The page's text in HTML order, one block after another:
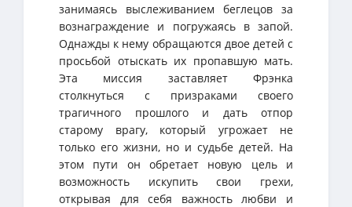
занимаясь выслеживанием беглецов за
вознаграждение и погружаясь в запой.
Однажды к нему обращаются двое детей с
просьбой отыскать их пропавшую мать.
Эта миссия заставляет Фрэнка
столкнуться с призраками своего
трагичного прошлого и дать отпор
старому врагу, который угрожает не
только его жизни, но и судьбе детей. На
этом пути он обретает новую цель и
возможность искупить свои грехи,
открывая для себя важность любви и